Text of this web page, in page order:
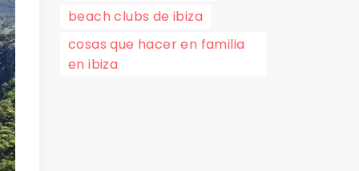
beach clubs de ibiza
cosas que hacer en familia
en ibiza